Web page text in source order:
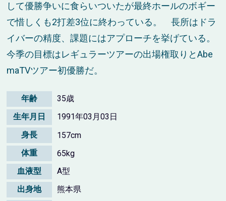
して優勝争いに食らいついたが最終ホールのボギー
で惜しくも2打差3位に終わっている。 長所はドラ
イバーの精度、課題にはアプローチを挙げている。
今季の目標はレギュラーツアーの出場権取りとAbe
maTVツアー初優勝だ。
年齢
35歳
生年月日
1991年03月03日
身長
157cm
体重
65kg
血液型
A型
出身地
熊本県